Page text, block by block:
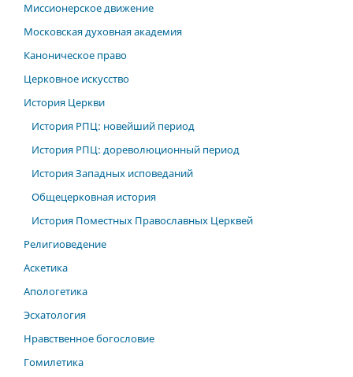
Миссионерское движение
Московская духовная академия
Каноническое право
Церковное искусство
История Церкви
История РПЦ: новейший период
История РПЦ: дореволюционный период
История Западных исповеданий
Общецерковная история
История Поместных Православных Церквей
Религиоведение
Аскетика
Апологетика
Эсхатология
Нравственное богословие
Гомилетика